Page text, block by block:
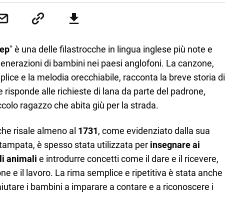
per il web. Amo i saggi storici, la cucina e la mia Honda CBF500. Non ho
" è una delle filastrocche in lingua inglese più note e
di bambini nei paesi anglofoni. La canzone,
e la melodia orecchiabile, racconta la breve storia di
risponde alle richieste di lana da parte del padrone,
ragazzo che abita giù per la strada.
risale almeno al 1731, come evidenziato dalla sua
è spesso stata utilizzata per insegnare ai
animali e introdurre concetti come il dare e il ricevere,
e il lavoro. La rima semplice e ripetitiva è stata anche
i bambini a imparare a contare e a riconoscere i